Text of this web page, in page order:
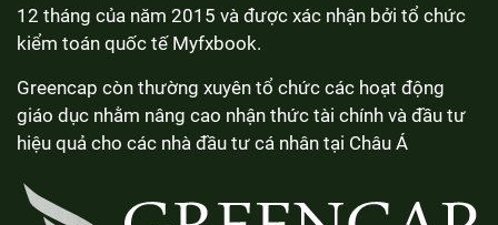
12 tháng của năm 2015 và được xác nhận bởi tổ chức
kiểm toán quốc tế Myfxbook.
Greencap còn thường xuyên tổ chức các hoạt động
giáo dục nhằm nâng cao nhận thức tài chính và đầu tư
hiệu quả cho các nhà đầu tư cá nhân tại Châu Á